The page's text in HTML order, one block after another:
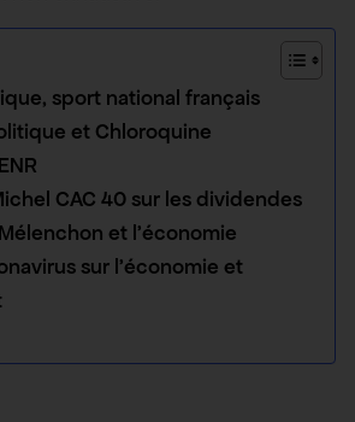
sport national français
et Chloroquine
CAC 40 sur les dividendes
et l’économie
sur l’économie et